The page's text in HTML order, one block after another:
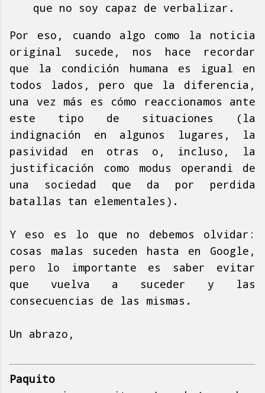
que no soy capaz de verbalizar.
Por eso, cuando algo como la noticia
original sucede, nos hace recordar
que la condición humana es igual en
todos lados, pero que la diferencia,
una vez más es cómo reaccionamos ante
este tipo de situaciones (la
indignación en algunos lugares, la
pasividad en otras o, incluso, la
justificación como modus operandi de
una sociedad que da por perdida
batallas tan elementales).
Y eso es lo que no debemos olvidar:
cosas malas suceden hasta en Google,
pero lo importante es saber evitar
que vuelva a suceder y las
consecuencias de las mismas.
Un abrazo,
Paquito